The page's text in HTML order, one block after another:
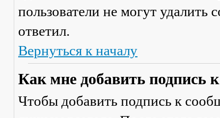
пользователи не могут удалить
ответил.
Вернуться к началу
Как мне добавить подпись
Чтобы добавить подпись к